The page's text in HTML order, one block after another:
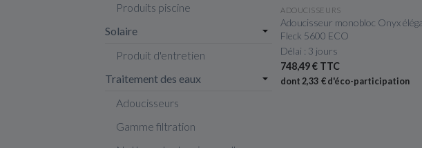
Produits piscine
Solaire
Produit d'entretien
Traitement des eaux
Adoucisseurs
Gamme filtration
APERÇU RAPIDE
ADOUCISSEURS
Adoucisseur monobloc Onyx
Fleck 5600 ECO
Délai : 3 jours
748,49 € TTC
dont 2,33 € d'éco-participation